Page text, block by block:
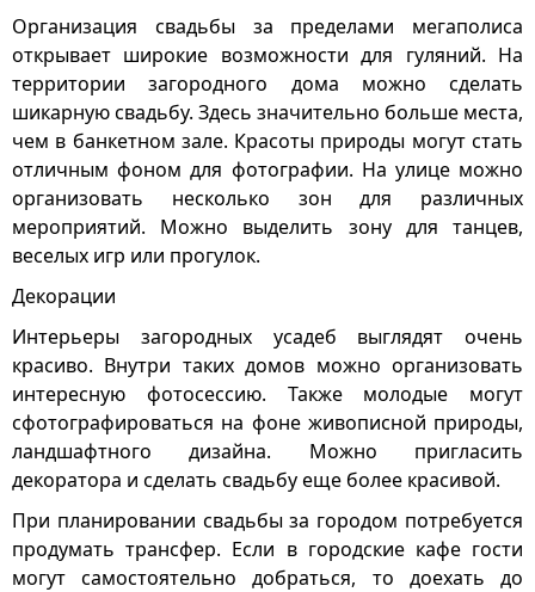
Организация свадьбы за пределами мегаполиса
открывает широкие возможности для гуляний. На
территории загородного дома можно сделать
шикарную свадьбу. Здесь значительно больше места,
чем в банкетном зале. Красоты природы могут стать
отличным фоном для фотографии. На улице можно
организовать несколько зон для различных
мероприятий. Можно выделить зону для танцев,
веселых игр или прогулок.
Декорации
Интерьеры загородных усадеб выглядят очень
красиво. Внутри таких домов можно организовать
интересную фотосессию. Также молодые могут
сфотографироваться на фоне живописной природы,
ландшафтного дизайна. Можно пригласить
декоратора и сделать свадьбу еще более красивой.
При планировании свадьбы за городом потребуется
продумать трансфер. Если в городские кафе гости
могут самостоятельно добраться, то доехать до